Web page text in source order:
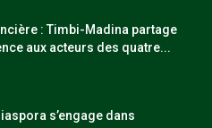
: Timbi-Madina partage
aux acteurs des quatre...
s’engage dans